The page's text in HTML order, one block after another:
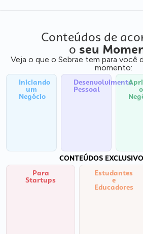
Conteúdos de
o seu
Veja o que o Sebrae tem para você
momento:
Iniciando
um
Negócio
Desenvolvimento
Pessoal o
CONTEÚDOS
Para
Startups
Estudantes
e
Educadores